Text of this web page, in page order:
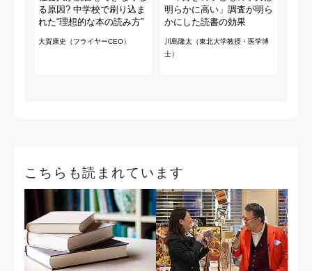
る原因? 中学校で刷り込ま
れた“理想的な本の読み方”
大賀康史（フライヤーCEO）
明らかに高い」調査が明ら
かにした読書の効果
川島隆太（東北大学教授・医学博
士）
こちらも読まれています